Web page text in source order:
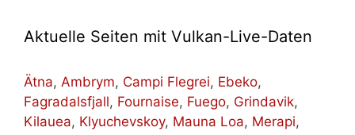
Aktuelle Seiten mit Vulkan-Live-Daten
Ätna, Ambrym, Campi Flegrei, Ebeko,
Fagradalsfjall, Fournaise, Fuego, Grindavik,
Kilauea, Klyuchevskoy, Mauna Loa, Merapi,